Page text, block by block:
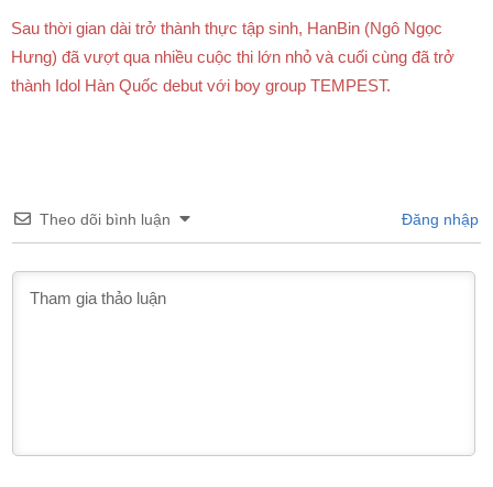
Sau thời gian dài trở thành thực tập sinh, HanBin (Ngô Ngọc
Hưng) đã vượt qua nhiều cuộc thi lớn nhỏ và cuối cùng đã trở
thành Idol Hàn Quốc debut với boy group TEMPEST.
Theo dõi bình luận Đăng nhập